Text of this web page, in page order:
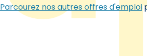
Parcourez nos autres offres d'emploi